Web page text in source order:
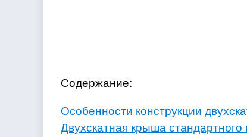
Содержание:
Особенности конструкции
Двухскатная крыша стандартного